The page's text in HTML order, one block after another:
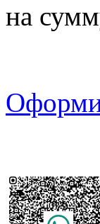
на